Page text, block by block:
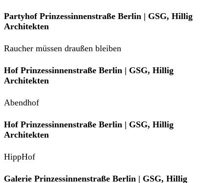
Partyhof Prinzessinnenstraße Berlin | GSG, Hillig
Architekten
Raucher müssen draußen bleiben
Hof Prinzessinnenstraße Berlin | GSG, Hillig
Architekten
Abendhof
Hof Prinzessinnenstraße Berlin | GSG, Hillig
Architekten
HippHof
Galerie Prinzessinnenstraße Berlin | GSG, Hillig